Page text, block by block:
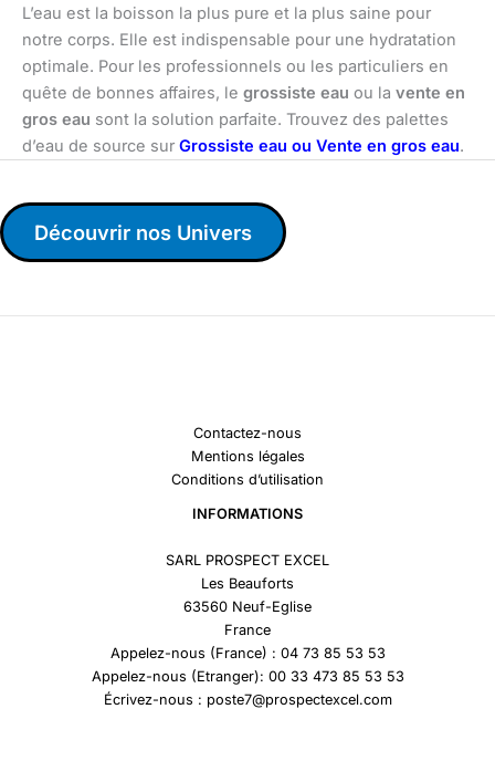
L’eau est la boisson la plus pure et la plus saine pour
notre corps. Elle est indispensable pour une hydratation
optimale. Pour les professionnels ou les particuliers en
quête de bonnes affaires, le grossiste eau ou la vente en
gros eau sont la solution parfaite. Trouvez des palettes
d’eau de source sur Grossiste eau ou Vente en gros eau.
Découvrir nos Univers
Contactez-nous
Mentions légales
Conditions d’utilisation
INFORMATIONS
SARL PROSPECT EXCEL
Les Beauforts
63560 Neuf-Eglise
France
Appelez-nous (France) : 04 73 85 53 53
Appelez-nous (Etranger): 00 33 473 85 53 53
Écrivez-nous : poste7@prospectexcel.com